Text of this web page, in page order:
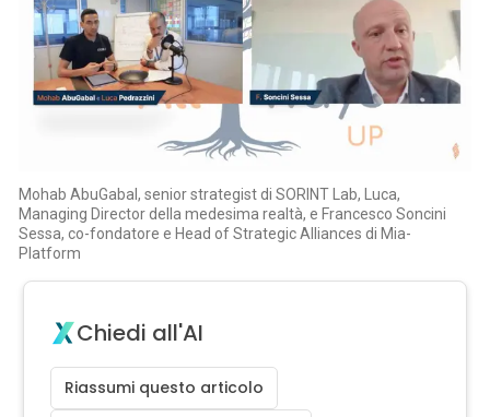
Mohab AbuGabal, senior strategist di SORINT Lab, Luca,
Managing Director della medesima realtà, e Francesco Soncini
Sessa, co-fondatore e Head of Strategic Alliances di Mia-
Platform
Chiedi all'AI
Riassumi questo articolo